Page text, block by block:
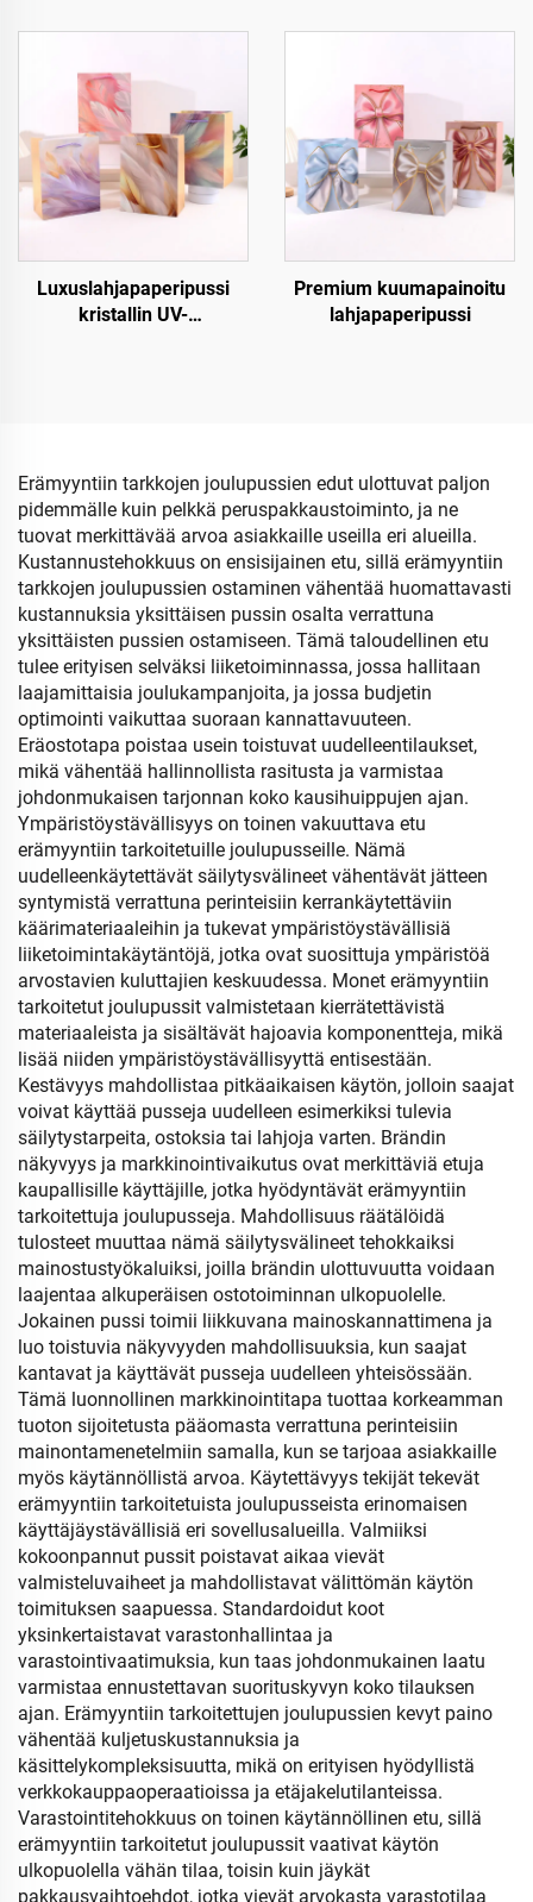
Luxus, uudellen
mukautettavat
Kraft-paperinen viini- ja
Luxuslahjapaperipussi
kristallin UV-
Premium kuumapainoitu
lahjapaperipussi
Erämyyntiin tarkkojen joulupussien edut ulottuvat paljon
pidemmälle kuin pelkkä peruspakkaustoiminto, ja ne
tuovat merkittävää arvoa asiakkaille useilla eri alueilla.
Kustannustehokkuus on ensisijainen etu, sillä erämyyntiin
tarkkojen joulupussien ostaminen vähentää huomattavasti
kustannuksia yksittäisen pussin osalta verrattuna
yksittäisten pussien ostamiseen. Tämä taloudellinen etu
tulee erityisen selväksi liiketoiminnassa, jossa hallitaan
laajamittaisia joulukampanjoita, ja jossa budjetin
optimointi vaikuttaa suoraan kannattavuuteen.
Eräostotapa poistaa usein toistuvat uudelleentilaukset,
mikä vähentää hallinnollista rasitusta ja varmistaa
johdonmukaisen tarjonnan koko kausihuippujen ajan.
Ympäristöystävällisyys on toinen vakuuttava etu
erämyyntiin tarkoitetuille joulupusseille. Nämä
uudelleenkäytettävät säilytysvälineet vähentävät jätteen
syntymistä verrattuna perinteisiin kerrankäytettäviin
käärimateriaaleihin ja tukevat ympäristöystävällisiä
liiketoimintakäytäntöjä, jotka ovat suosittuja ympäristöä
arvostavien kuluttajien keskuudessa. Monet erämyyntiin
tarkoitetut joulupussit valmistetaan kierrätettävistä
materiaaleista ja sisältävät hajoavia komponentteja, mikä
lisää niiden ympäristöystävällisyyttä entisestään.
Kestävyys mahdollistaa pitkäaikaisen käytön, jolloin saajat
voivat käyttää pusseja uudelleen esimerkiksi tulevia
säilytystarpeita, ostoksia tai lahjoja varten. Brändin
näkyvyys ja markkinointivaikutus ovat merkittäviä etuja
kaupallisille käyttäjille, jotka hyödyntävät erämyyntiin
tarkoitettuja joulupusseja. Mahdollisuus räätälöidä
tulosteet muuttaa nämä säilytysvälineet tehokkaiksi
mainostustyökaluiksi, joilla brändin ulottuvuutta voidaan
laajentaa alkuperäisen ostotoiminnan ulkopuolelle.
Jokainen pussi toimii liikkuvana mainoskannattimena ja
luo toistuvia näkyvyyden mahdollisuuksia, kun saajat
kantavat ja käyttävät pusseja uudelleen yhteisössään.
Tämä luonnollinen markkinointitapa tuottaa korkeamman
tuoton sijoitetusta pääomasta verrattuna perinteisiin
mainontamenetelmiin samalla, kun se tarjoaa asiakkaille
myös käytännöllistä arvoa. Käytettävyys tekijät tekevät
erämyyntiin tarkoitetuista joulupusseista erinomaisen
käyttäjäystävällisiä eri sovellusalueilla. Valmiiksi
kokoonpannut pussit poistavat aikaa vievät
valmisteluvaiheet ja mahdollistavat välittömän käytön
toimituksen saapuessa. Standardoidut koot
yksinkertaistavat varastonhallintaa ja
varastointivaatimuksia, kun taas johdonmukainen laatu
varmistaa ennustettavan suorituskyvyn koko tilauksen
ajan. Erämyyntiin tarkoitettujen joulupussien kevyt paino
vähentää kuljetuskustannuksia ja
käsittelykompleksisuutta, mikä on erityisen hyödyllistä
verkkokauppaoperaatioissa ja etäjakelutilanteissa.
Varastointitehokkuus on toinen käytännöllinen etu, sillä
erämyyntiin tarkoitetut joulupussit vaativat käytön
ulkopuolella vähän tilaa, toisin kuin jäykät
pakkausvaihtoehdot, jotka vievät arvokasta varastotilaa